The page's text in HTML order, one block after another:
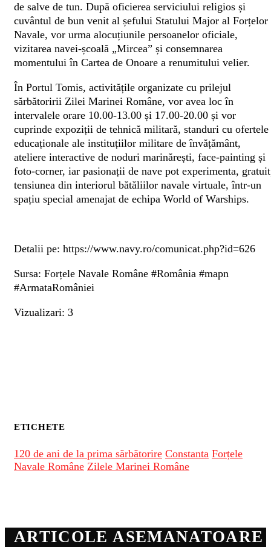
de salve de tun. După oficierea serviciului religios și
cuvântul de bun venit al șefului Statului Major al Forțelor
Navale, vor urma alocuțiunile persoanelor oficiale,
vizitarea navei-școală „Mircea” și consemnarea
momentului în Cartea de Onoare a renumitului velier.
În Portul Tomis, activitățile organizate cu prilejul
sărbătoririi Zilei Marinei Române, vor avea loc în
intervalele orare 10.00-13.00 și 17.00-20.00 și vor
cuprinde expoziții de tehnică militară, standuri cu ofertele
educaționale ale instituțiilor militare de învățământ,
ateliere interactive de noduri marinărești, face-painting și
foto-corner, iar pasionații de nave pot experimenta,
tensiunea din interiorul bătăliilor navale virtuale, într-un
spațiu special amenajat de echipa World of Warships.
Detalii pe: https://www.navy.ro/comunicat.php?id=626
Sursa: Forțele Navale Române #România #mapn
#ArmataRomâniei
Vizualizari: 3
ETICHETE
120 de ani de la prima sărbătorire Constanta Forțele
Navale Române Zilele Marinei Române
ARTICOLE ASEMANATOARE